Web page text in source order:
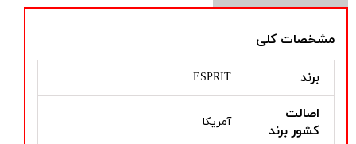
مشخصات کلی
برند ESPRIT
اصالت
کشور برند
آمریکا